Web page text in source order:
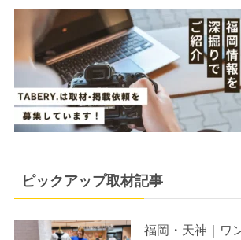
ピックアップ取材記事
福岡・天神｜ワ